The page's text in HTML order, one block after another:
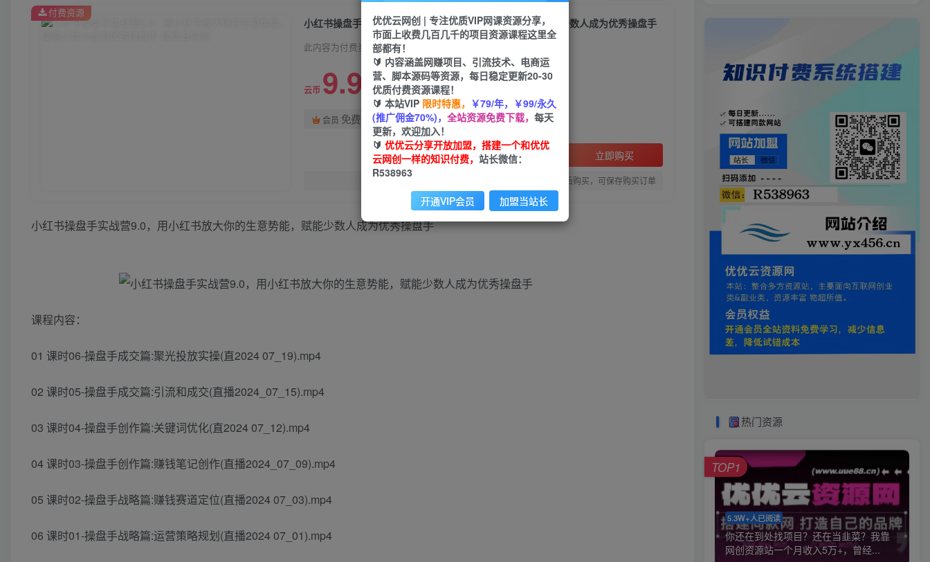
小红书操盘手实战营9.0，用小红书放大你的生意势能，赋能少数人成为优秀操盘手
此内容为付费资源，请付费后查看
云币 9.9 限时特惠
云币99
会员 免费
立即购买
您当前未登录！建议登陆后购买，可保存购买订单
付费资源
小红书操盘手实战营9.0，用小红书放大你的生意势能，赋能少数人成为优秀操盘手
课程内容：
01 课时06-操盘手成交篇:聚光投放实操(直2024 07_19).mp4
02 课时05-操盘手成交篇:引流和成交(直播2024_07_15).mp4
03 课时04-操盘手创作篇:关键词优化(直2024 07_12).mp4
04 课时03-操盘手创作篇:赚钱笔记创作(直播2024_07_09).mp4
05 课时02-操盘手战略篇:赚钱赛道定位(直播2024 07_03).mp4
06 课时01-操盘手战略篇:运营策略规划(直播2024 07_01).mp4
热门资源
5.3W+人已阅读
你还在到处找项目？还在当韭菜？我靠
网创资源站一个月收入5万+，曾经...
TOP1
优优云网创 | 专注优质VIP网课资源分享，
市面上收费几百几千的项目资源课程这里全
部都有！
🔰 内容涵盖网赚项目、引流技术、电商运
营、脚本源码等资源，每日稳定更新20-30
优质付费资源课程！
🔰 本站VIP 限时特惠， ￥79/年，￥99/永久
(推广佣金70%)， 全站资源免费下载， 每天
更新，欢迎加入！
🔰 优优云分享开放加盟，搭建一个和优优
云网创一样的知识付费， 站长微信：
R538963
开通VIP会员 加盟当站长